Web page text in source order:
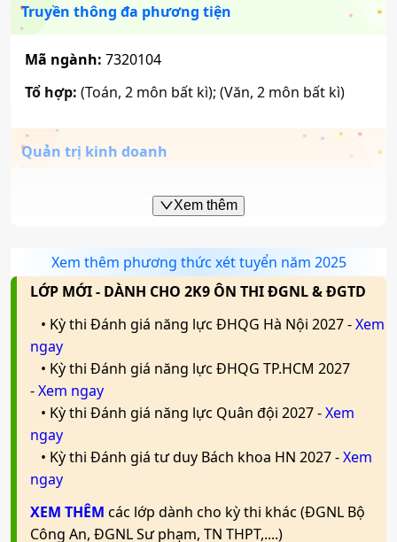
Mã ngành:7510302
Logistics và Quản lý chuỗi cung ứng
Mã ngành:7510605
Công nghệ thực phẩm
Mã ngành:7540101
Tổ hợp:(Toán, 2 môn bất kì)
Đảm bảo chất lượng và an toàn thực phẩm
Mã ngành:
Tổ hợp:(Toán, 2 môn bất kì)
Quy hoạch vùng và đô thị
Mã ngành:7510203
Công nghệ kỹ thuật ô tô
7510205
Công nghệ kỹ thuật Điện điện tử
Công nghệ kỹ thuật Điện tử viễn thông
Mã ngành:7510302
Logistics và Quản lý chuỗi cung ứng
Mã ngành: 7510605
Truyền thông đa phương tiện
Mã ngành: 7320104
Tổ hợp: (Toán, 2 môn bất kì); (Văn, 2 môn bất kì)
Quản trị kinh doanh
7340101
Marketing
Mã ngành:
7340115
Tổ hợp:(Toán, 2 môn bất kì); (Văn, 2 môn bất kì)
Kinh doanh quốc tế
Mã ngành:
Tổ hợp:(Toán, 2 môn bất kì); (Văn, 2 môn bất kì)
Xem thêm
Xem thêm phương thức xét tuyển năm 2025
LỚP MỚI - DÀNH CHO 2K9 ÔN THI ĐGNL & ĐGTD
• Kỳ thi Đánh giá năng lực ĐHQG Hà Nội 2027 -Xem
ngay
• Kỳ thi Đánh giá năng lực ĐHQG TP.HCM 2027
-Xem ngay
• Kỳ thi Đánh giá năng lực Quân đội 2027 -Xem
ngay
• Kỳ thi Đánh giá tư duy Bách khoa HN 2027 -Xem
ngay
XEM THÊM các lớp dành cho kỳ thi khác (ĐGNL Bộ
Công An, ĐGNL Sư phạm, TN THPT,....)